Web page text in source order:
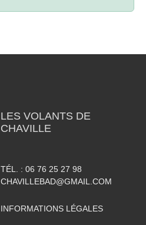
LES VOLANTS DE
CHAVILLE
TÉL. : 06 76 25 27 98
CHAVILLEBAD@GMAIL.COM
INFORMATIONS LÉGALES